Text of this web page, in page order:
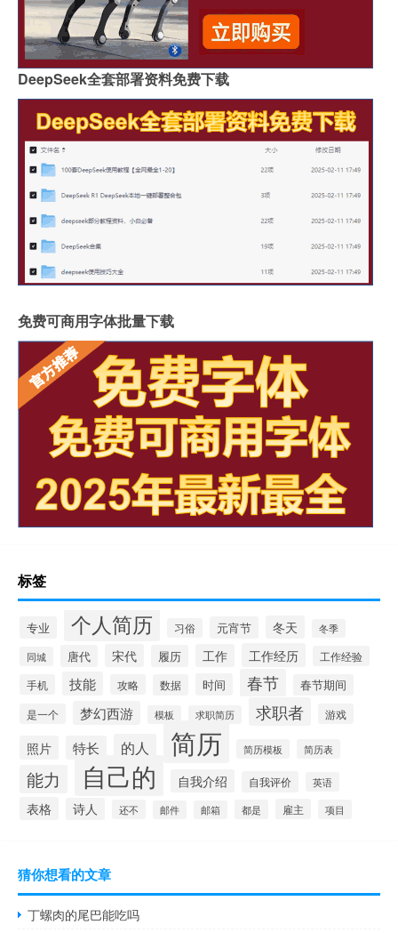
DeepSeek全套部署资料免费下载
免费可商用字体批量下载
标签
专业 个人简历 习俗 元宵节 冬天 冬季
同城 唐代 宋代 履历 工作 工作经历
工作经验
手机
技能 攻略 数据 时间 春节 春节期间
是一个 梦幻西游 模板 求职简历 求职者 游戏
照片 特长 的人 简历 简历模板 简历表
能力 自己的 自我介绍 自我评价 英语
表格 诗人 还不 邮件 邮箱 都是 雇主 项目
猜你想看的文章
丁螺肉的尾巴能吃吗